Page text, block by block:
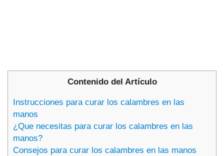
Contenido del Artículo
Instrucciones para curar los calambres en las
manos
¿Que necesitas para curar los calambres en las
manos?
Consejos para curar los calambres en las manos